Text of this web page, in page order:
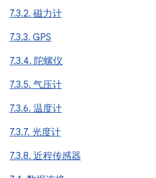
7.3.2. 磁力计
7.3.3. GPS
7.3.4. 陀螺仪
7.3.5. 气压计
7.3.6. 温度计
7.3.7. 光度计
7.3.8. 近程传感器